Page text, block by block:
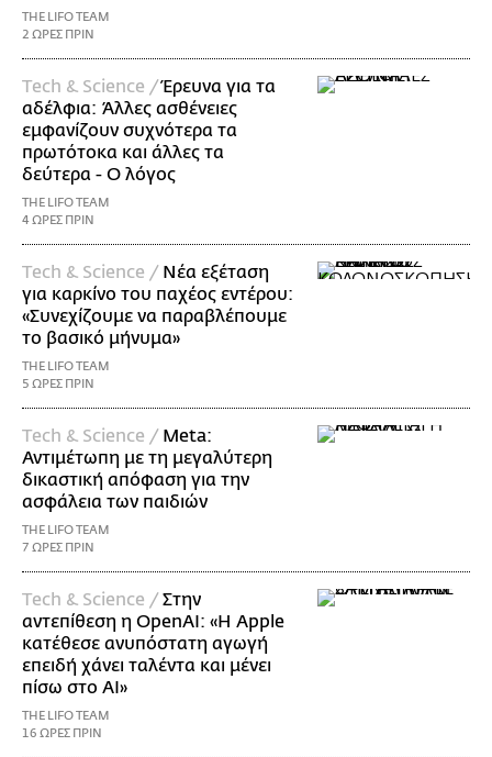
THE LIFO TEAM
2 ΩΡΕΣ ΠΡΙΝ
Τech & Science /Έρευνα για τα
αδέλφια: Άλλες ασθένειες
εμφανίζουν συχνότερα τα
πρωτότοκα και άλλες τα
δεύτερα - Ο λόγος
THE LIFO TEAM
4 ΩΡΕΣ ΠΡΙΝ
Τech & Science / Νέα εξέταση
για καρκίνο του παχέος εντέρου:
«Συνεχίζουμε να παραβλέπουμε
το βασικό μήνυμα»
THE LIFO TEAM
5 ΩΡΕΣ ΠΡΙΝ
Τech & Science / Meta:
Αντιμέτωπη με τη μεγαλύτερη
δικαστική απόφαση για την
ασφάλεια των παιδιών
THE LIFO TEAM
7 ΩΡΕΣ ΠΡΙΝ
Τech & Science /Στην
αντεπίθεση η OpenAI: «Η Apple
κατέθεσε ανυπόστατη αγωγή
επειδή χάνει ταλέντα και μένει
πίσω στο AI»
THE LIFO TEAM
16 ΩΡΕΣ ΠΡΙΝ